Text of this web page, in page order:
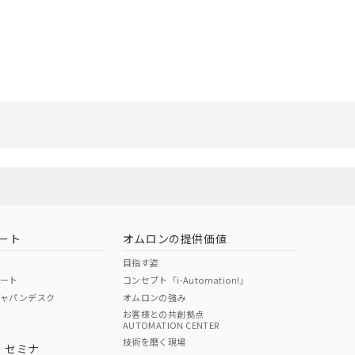
ト
ト
パンデスク
セミナ
オムロンの提供価値
目指す姿
コンセプト「i-Automation!」
オムロンの強み
お客様との共創拠点
AUTOMATION CENTER
技術を磨く現場